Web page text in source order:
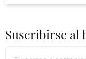
Suscribirse al